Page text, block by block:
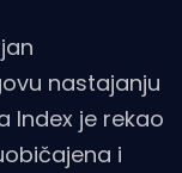
nastajanju
Index je rekao
i